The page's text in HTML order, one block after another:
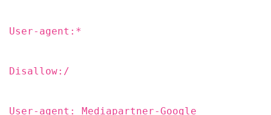
User-agent:*
Disallow:/
User-agent: Mediapartner-Google